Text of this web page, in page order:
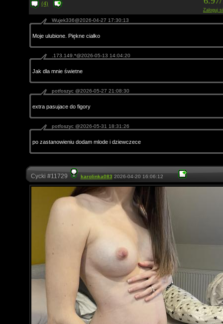
(4)
Zaloguj
Wujek336@2026-04-27 17:30:13
Moje ulubione. Piękne ciałko
.173.149.*@2026-05-13 14:04:20
Jak dla mnie świetne
potfoszyc @2026-05-27 21:08:30
extra pasujace do figory
potfoszyc @2026-05-31 18:31:26
po zastanowieniu dodam mlode i dziewczece
Cycki #11729 karolinka083 2026-04-20 16:06:12